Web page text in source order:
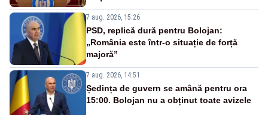
7 aug. 2026, 15:26
PSD, replică dură pentru Bolojan:
„România este într-o situație de forță
majoră”
7 aug. 2026, 14:51
Ședința de guvern se amână pentru ora
15:00. Bolojan nu a obținut toate avizele